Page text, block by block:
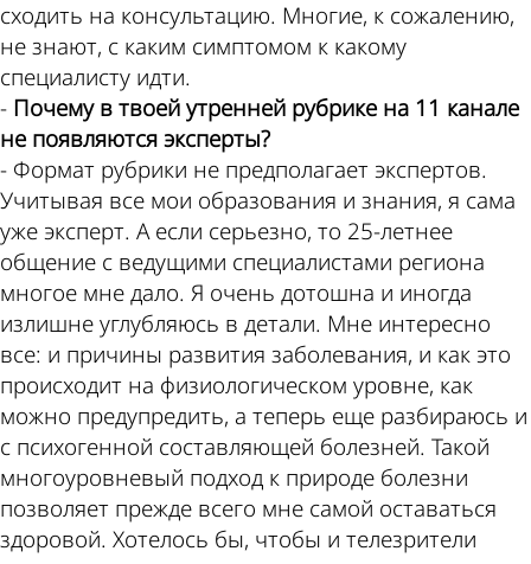
сходить на консультацию. Многие, к сожалению,
не знают, с каким симптомом к какому
специалисту идти.
- Почему в твоей утренней рубрике на 11 канале
не появляются эксперты?
- Формат рубрики не предполагает экспертов.
Учитывая все мои образования и знания, я сама
уже эксперт. А если серьезно, то 25-летнее
общение с ведущими специалистами региона
многое мне дало. Я очень дотошна и иногда
излишне углубляюсь в детали. Мне интересно
все: и причины развития заболевания, и как это
происходит на физиологическом уровне, как
можно предупредить, а теперь еще разбираюсь и
с психогенной составляющей болезней. Такой
многоуровневый подход к природе болезни
позволяет прежде всего мне самой оставаться
здоровой. Хотелось бы, чтобы и телезрители